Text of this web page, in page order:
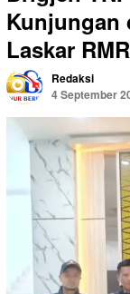
Kunjungan
Laskar
Redaksi
4 September